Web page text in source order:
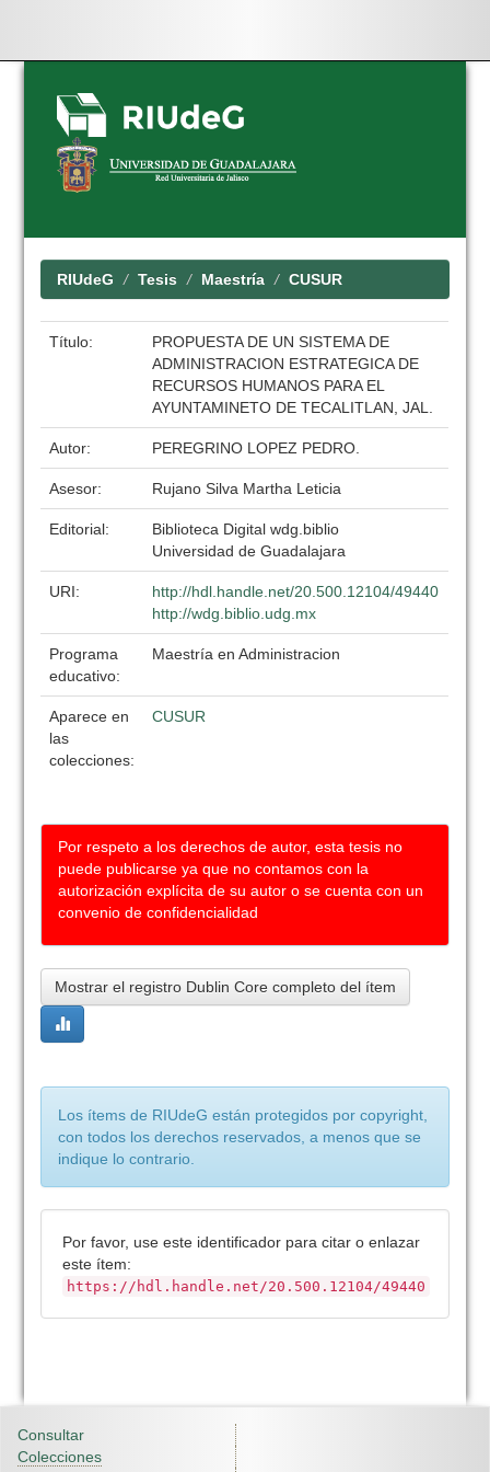
Skip
navigation
RIUdeG Tesis Maestría CUSUR
Título:
PROPUESTA DE UN SISTEMA DE
ADMINISTRACION ESTRATEGICA DE
RECURSOS HUMANOS PARA EL
AYUNTAMINETO DE TECALITLAN, JAL.
Autor: PEREGRINO LOPEZ PEDRO.
Asesor: Rujano Silva Martha Leticia
Editorial:
Biblioteca Digital wdg.biblio
Universidad de Guadalajara
URI:
http://hdl.handle.net/20.500.12104/49440
http://wdg.biblio.udg.mx
Programa
educativo:
Maestría en Administracion
Aparece en
las
colecciones:
CUSUR
Por respeto a los derechos de autor, esta tesis no
puede publicarse ya que no contamos con la
autorización explícita de su autor o se cuenta con un
convenio de confidencialidad
Mostrar el registro Dublin Core completo del ítem
Los ítems de RIUdeG están protegidos por copyright,
con todos los derechos reservados, a menos que se
indique lo contrario.
Por favor, use este identificador para citar o enlazar
este ítem:
https://hdl.handle.net/20.500.12104/49440
Consultar
Colecciones